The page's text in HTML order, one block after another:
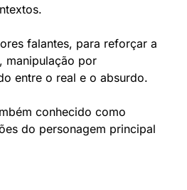
falantes, para reforçar a
manipulação por
entre o real e o absurdo.
conhecido como
do personagem principal